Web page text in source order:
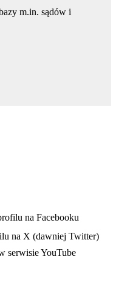
m.in. sądów i
na Facebooku
na X (dawniej Twitter)
serwisie YouTube